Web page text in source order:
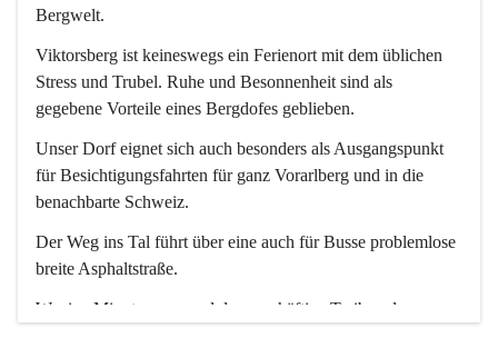
Bergwelt.
Viktorsberg ist keineswegs ein Ferienort mit dem üblichen
Stress und Trubel. Ruhe und Besonnenheit sind als
gegebene Vorteile eines Bergdofes geblieben.
Unser Dorf eignet sich auch besonders als Ausgangspunkt
für Besichtigungsfahrten für ganz Vorarlberg und in die
benachbarte Schweiz.
Der Weg ins Tal führt über eine auch für Busse problemlose
breite Asphaltstraße.
Wenige Minuten nur, und das geschäftige Treiben der